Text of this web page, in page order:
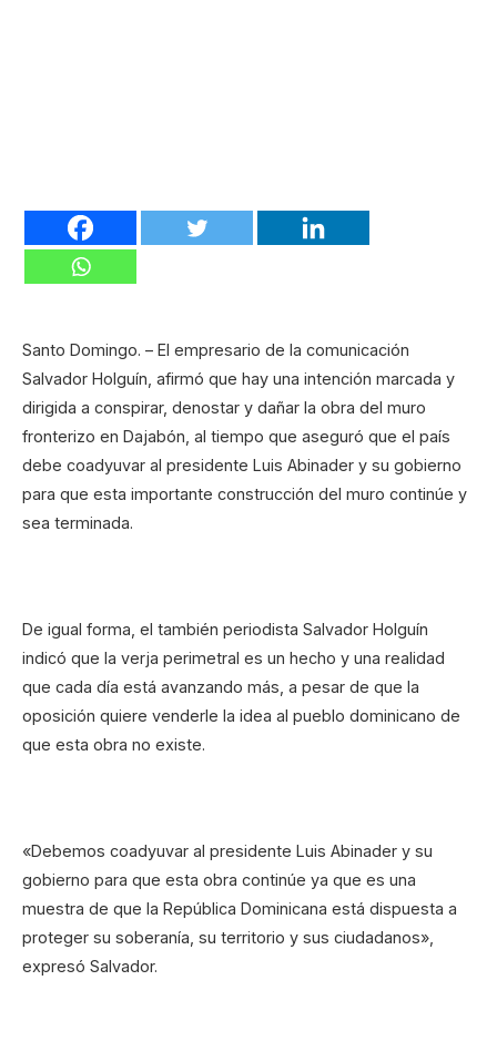
Santo Domingo. – El empresario de la comunicación
Salvador Holguín, afirmó que hay una intención marcada y
dirigida a conspirar, denostar y dañar la obra del muro
fronterizo en Dajabón, al tiempo que aseguró que el país
debe coadyuvar al presidente Luis Abinader y su gobierno
para que esta importante construcción del muro continúe y
sea terminada.
De igual forma, el también periodista Salvador Holguín
indicó que la verja perimetral es un hecho y una realidad
que cada día está avanzando más, a pesar de que la
oposición quiere venderle la idea al pueblo dominicano de
que esta obra no existe.
«Debemos coadyuvar al presidente Luis Abinader y su
gobierno para que esta obra continúe ya que es una
muestra de que la República Dominicana está dispuesta a
proteger su soberanía, su territorio y sus ciudadanos»,
expresó Salvador.